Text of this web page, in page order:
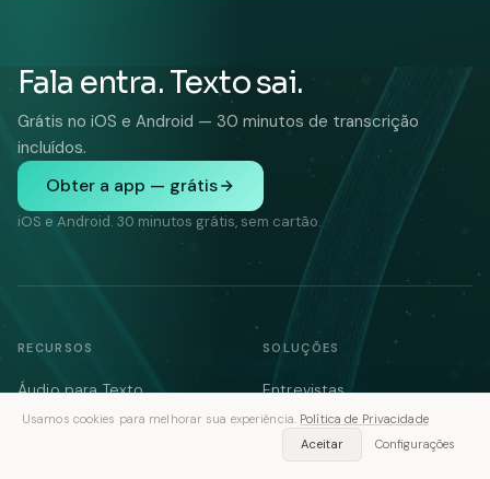
Fala entra. Texto sai.
Grátis no iOS e Android — 30 minutos de transcrição
incluídos.
Obter a app — grátis
iOS e Android. 30 minutos grátis, sem cartão.
RECURSOS
Áudio para Texto
Vídeo para Texto
SOLUÇÕES
Entrevistas
Palestras
Notas de Reunião
Usamos cookies para melhorar sua experiência. Política de Privacidade
Aceitar
Configurações